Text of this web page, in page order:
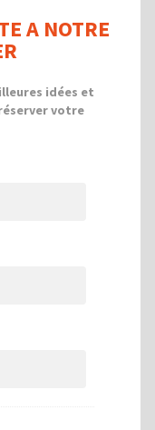
A NOTRE
idées et
votre